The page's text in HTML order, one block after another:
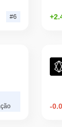
do
#6
-